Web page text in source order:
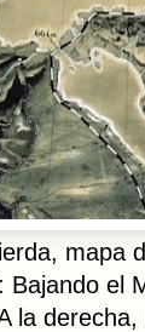
mapa
Bajando el
la derecha,